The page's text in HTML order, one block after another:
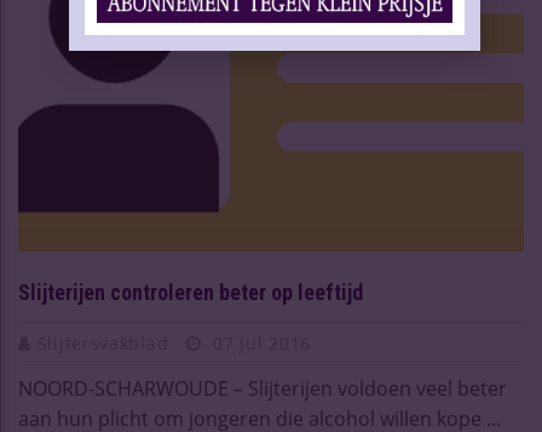
Slijterijen controleren beter op leeftijd
NOORD-SCHARWOUDE – Slijterijen voldoen veel beter
aan hun plicht om jongeren die alcohol willen kope ...